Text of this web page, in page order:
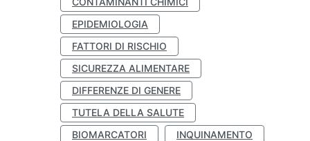
EPIDEMIOLOGIA
FATTORI DI RISCHIO
SICUREZZA ALIMENTARE
DIFFERENZE DI GENERE
TUTELA DELLA SALUTE
BIOMARCATORI
INQUINAMENTO